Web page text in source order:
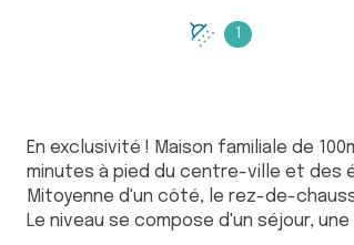
En exclusivité ! Maison familiale de
minutes à pied du centre-ville et des
Mitoyenne d'un côté, le rez-de-
Le niveau se compose d'un séjour,